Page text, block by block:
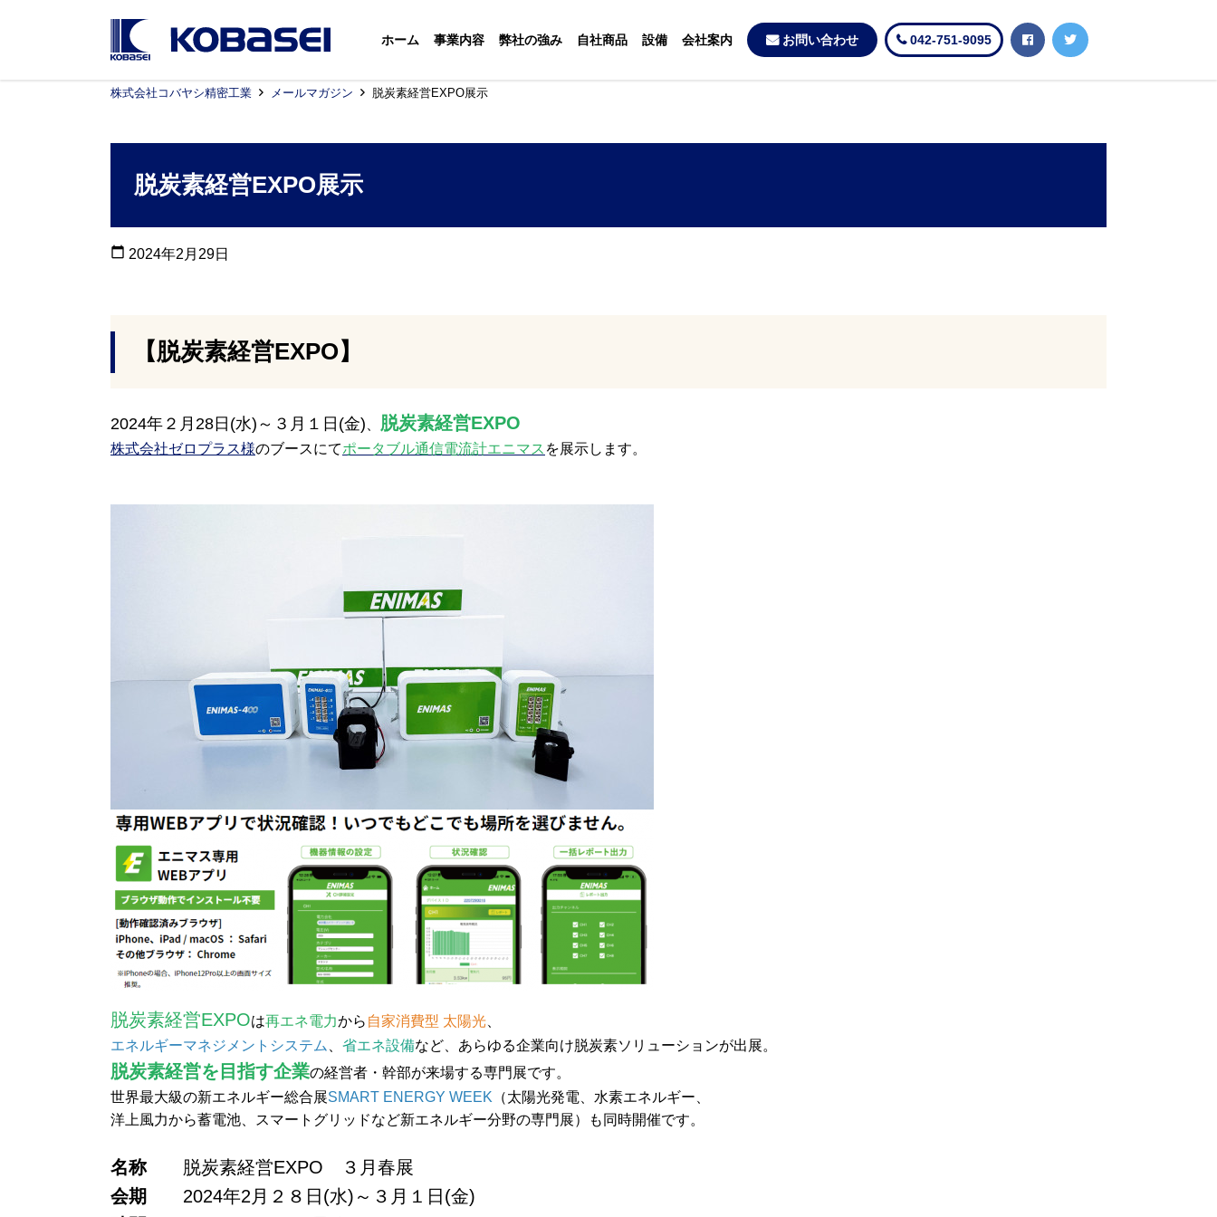
ホーム 事業内容 弊社の強み 自社商品 設備 会社案内 お問い合わせ 042-751-9095
株式会社コバヤシ精密工業 メールマガジン 脱炭素経営EXPO展示
脱炭素経営EXPO展示
calendar_today 2024年2月29日
【脱炭素経営EXPO】
2024年２月28日(水)～３月１日(金) 脱炭素経営EXPO
株式会社ゼロプラス様のブースにてポータブル通信電流計エニマス を展示します。
脱炭素経営EXPOは再エネ電力から 自家消費型 太陽光
エネルギーマネジメントシステム
省エネ設備など、あらゆる企業向け脱炭素ソリューションが出展。
脱炭素経営を目指す企業の経営者・幹部が来場する専門展です。
世界最大級の新エネルギー総合展SMART ENERGY WEEK （太陽光発電、水素エネルギー、
洋上風力から蓄電池、スマートグリッドなど新エネルギー分野の専門展）も同時開催です。
名称脱炭素経営EXPO ３月春展
会期 2024年2月２８日(水)～３月１日(金)